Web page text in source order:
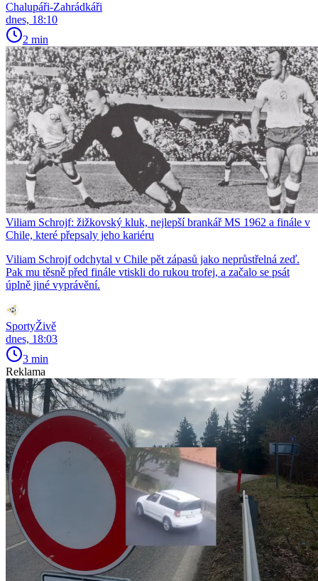
Chalupáři-Zahrádkáři
dnes, 18:10
2 min
Viliam Schrojf: žižkovský kluk, nejlepší brankář MS 1962 a finále v
Chile, které přepsaly jeho kariéru
Viliam Schrojf odchytal v Chile pět zápasů jako neprůstřelná zeď.
Pak mu těsně před finále vtiskli do rukou trofej, a začalo se psát
úplně jiné vyprávění.
SportyŽivě
dnes, 18:03
3 min
Reklama